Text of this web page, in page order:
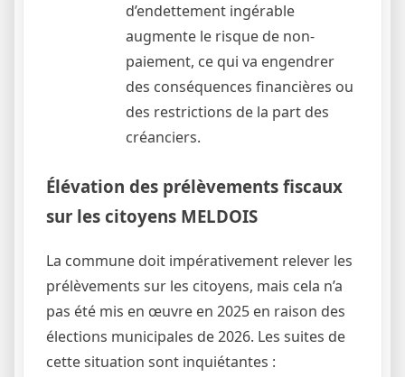
d’endettement ingérable
augmente le risque de non-
paiement, ce qui va engendrer
des conséquences financières ou
des restrictions de la part des
créanciers.
Élévation des prélèvements fiscaux
sur les citoyens MELDOIS
La commune doit impérativement relever les
prélèvements sur les citoyens, mais cela n’a
pas été mis en œuvre en 2025 en raison des
élections municipales de 2026. Les suites de
cette situation sont inquiétantes :